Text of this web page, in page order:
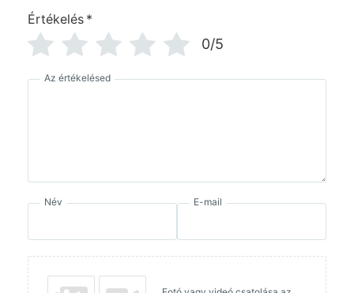
Értékelés *
0/5
Az értékelésed
Név E-mail